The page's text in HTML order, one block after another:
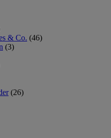
& Co. (46)
(3)
(26)